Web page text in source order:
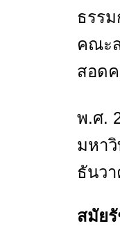
ธรร
คณะ
สอด
พ.ศ.
มหา
ธันว
สมัย